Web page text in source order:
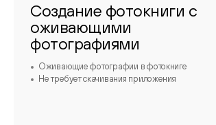
Создание фотокниги с
оживающими
фотографиями
Оживающие фотографии в фотокниге
Не требует скачивания приложения